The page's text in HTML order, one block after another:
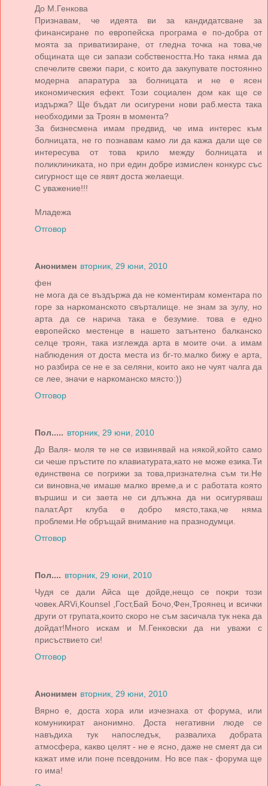
До М.Генкова
Признавам, че идеята ви за кандидатсване за
финансиране по европейска програма е по-добра от
моята за приватизиране, от гледна точка на това,че
общината ще си запази собствеността.Но така няма да
спечелите свежи пари, с които да закупувате постоянно
модерна апаратура за болницата и не е ясен
икономическия ефект. Този социален дом как ще се
издържа? Ще бъдат ли осигурени нови раб.места така
необходими за Троян в момента?
За бизнесмена имам предвид, че има интерес към
болницата, не го познавам камо ли да кажа дали ще се
интересува от това крило между болницата и
поликлиниката, но при един добре измислен конкурс със
сигурност ще се явят доста желаещи.
С уважение!!!
Младежа
Отговор
Анонимен вторник, 29 юни, 2010
фен
не мога да се въздържа да не коментирам коментара по
горе за наркоманското свърталище. не знам за зулу, но
арта да се нарича така е безумие. това е едно
европейско местенце в нашето затънтено балканско
селце троян, така изглежда арта в моите очи. а имам
наблюдения от доста места из бг-то.малко бижу е арта,
но разбира се не е за селяни, които ако не чуят чалга да
се лее, значи е наркоманско място:))
Отговор
Пол..... вторник, 29 юни, 2010
До Валя- моля те не се извинявай на някой,който само
си чеше пръстите по клавиатурата,като не може езика.Ти
единствена се погрижи за това,признателна съм ти.Не
си виновна,че имаше малко време,а и с работата която
вършиш и си заета не си длъжна да ни осигуряваш
палат.Арт клуба е добро място,така,че няма
проблеми.Не обръщай внимание на празнодумци.
Отговор
Пол.... вторник, 29 юни, 2010
Чудя се дали Айса ще дойде,нещо се покри този
човек.ARVi,Kounsel ,Гост,Бай Бочо,Фен,Троянец и всички
други от групата,които скоро не съм засичала тук нека да
дойдат!Много искам и М.Генковски да ни уважи с
присъствието си!
Отговор
Анонимен вторник, 29 юни, 2010
Вярно е, доста хора или изчезнаха от форума, или
комуникират анонимно. Доста негативни люде се
навъдиха тук напоследък, развалиха добрата
атмосфера, какво целят - не е ясно, даже не смеят да си
кажат име или поне псевдоним. Но все пак - форума ще
го има!